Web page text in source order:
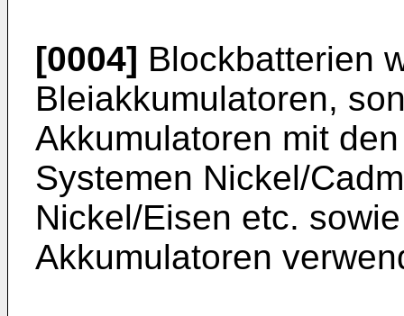
[0004] Blockbatterien
Bleiakkumulatoren,
Akkumulatoren mit
Systemen Nickel/
Nickel/Eisen etc.
Akkumulatoren